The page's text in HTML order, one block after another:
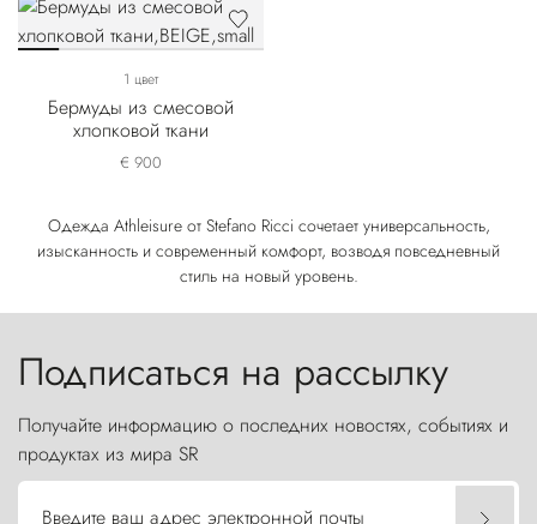
1 цвет
Бермуды из смесовой
хлопковой ткани
€ 900
Одежда Athleisure от Stefano Ricci сочетает универсальность,
изысканность и современный комфорт, возводя повседневный
стиль на новый уровень.
Подписаться на рассылку
Получайте информацию о последних новостях, событиях и
продуктах из мира SR
Введите ваш адрес электронной почты